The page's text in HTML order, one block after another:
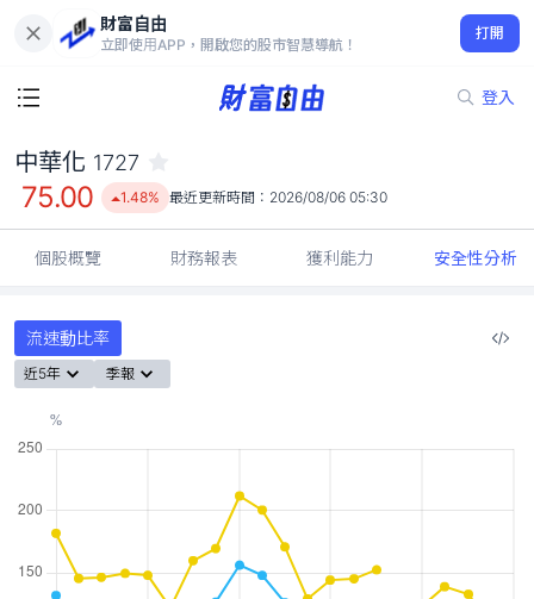
財富自由
立即使用APP，開啟您的股市智慧導航！
打開
登入
75.00
1.48%
中華化 1727
75.00 1.48% 最近更新時間： 2026/08/06 05:30
個股概覽 財務報表 獲利能力 安全性分析
流速動比率
近5年 季報